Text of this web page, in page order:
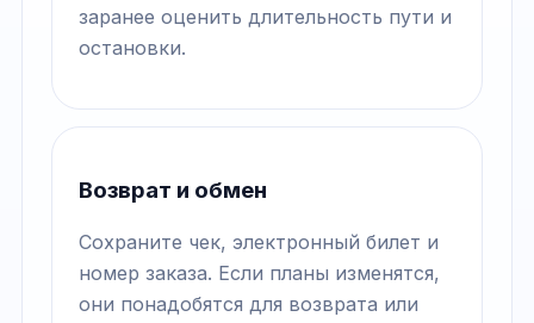
заранее оценить длительность пути и
остановки.
Возврат и обмен
Сохраните чек, электронный билет и
номер заказа. Если планы изменятся,
они понадобятся для возврата или